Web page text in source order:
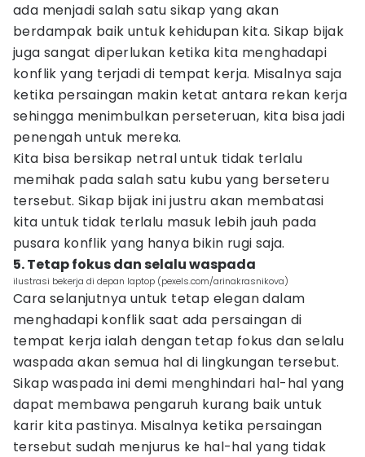
ada menjadi salah satu sikap yang akan
berdampak baik untuk kehidupan kita. Sikap bijak
juga sangat diperlukan ketika kita menghadapi
konflik yang terjadi di tempat kerja. Misalnya saja
ketika persaingan makin ketat antara rekan kerja
sehingga menimbulkan perseteruan, kita bisa jadi
penengah untuk mereka.
Kita bisa bersikap netral untuk tidak terlalu
memihak pada salah satu kubu yang berseteru
tersebut. Sikap bijak ini justru akan membatasi
kita untuk tidak terlalu masuk lebih jauh pada
pusara konflik yang hanya bikin rugi saja.
5. Tetap fokus dan selalu waspada
ilustrasi bekerja di depan laptop (pexels.com/arinakrasnikova)
Cara selanjutnya untuk tetap elegan dalam
menghadapi konflik saat ada persaingan di
tempat kerja ialah dengan tetap fokus dan selalu
waspada akan semua hal di lingkungan tersebut.
Sikap waspada ini demi menghindari hal-hal yang
dapat membawa pengaruh kurang baik untuk
karir kita pastinya. Misalnya ketika persaingan
tersebut sudah menjurus ke hal-hal yang tidak